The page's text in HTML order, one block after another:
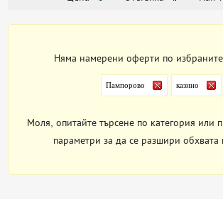
Няма намерени оферти по
Пампорово казино
Моля, опитайте търсене по категория или
параметри за да се разшири обхвата